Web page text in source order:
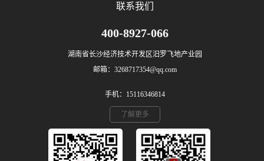
联系我们
400-8927-066
湖南省长沙经济技术开发区汨罗飞地产业园
邮箱：3268717354@qq.com
手机：15116346814
了解更多